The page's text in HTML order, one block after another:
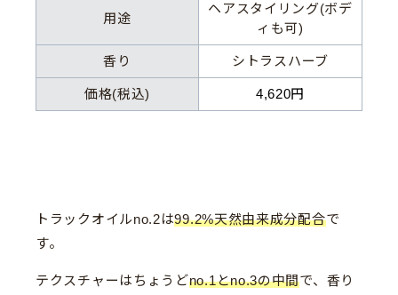
用途
ヘアスタイリング(ボデ
ィも可)
香り シトラスハーブ
価格(税込) 4,620円
トラックオイルno.2は99.2%天然由来成分配合で
す。
テクスチャーはちょうどno.1とno.3の中間で、香り